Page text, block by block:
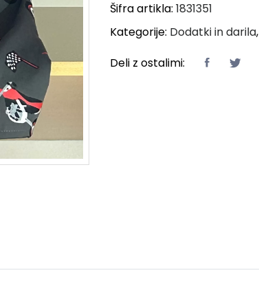
Šifra artikla: 1831351
Kategorije: Dodatki in darila,
Deli z ostalimi: